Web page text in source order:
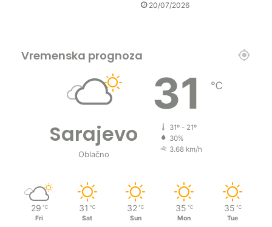
20/07/2026
Vremenska prognoza
Sarajevo
Oblačno
31 ℃
31º - 21º
30%
3.68 km/h
29 ℃
Fri
31 ℃
Sat
32 ℃
Sun
35 ℃
Mon
35 ℃
Tue